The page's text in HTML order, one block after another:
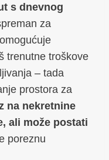
s dnevnog
za
trenutne troškove
– tada
prostora za
na nekretnine
ali može postati
poreznu